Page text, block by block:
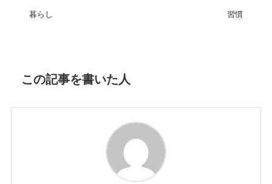
暮らし 習慣
この記事を書いた人